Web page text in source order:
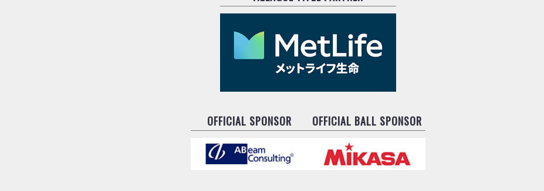
OFFICIAL SPONSOR OFFICIAL BALL SPONSOR